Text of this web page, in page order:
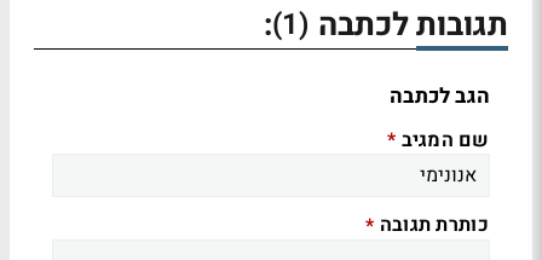
תגובות לכתבה (1)
:
הגב לכתבה
שם המגיב *
כותרת תגובה *